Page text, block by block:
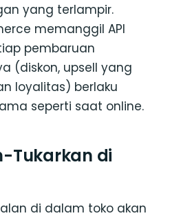
yang terlampir.
memanggil API
pembaruan
(diskon, upsell yang
loyalitas) berlaku
seperti saat online.
Tukarkan di
di dalam toko akan